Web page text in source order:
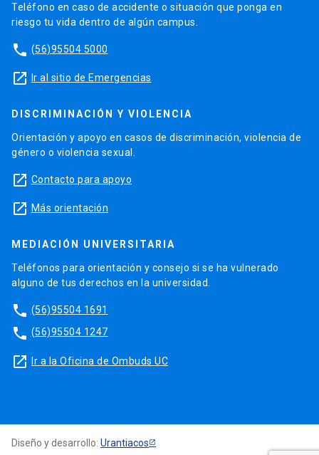
Teléfono en caso de accidente o situación que ponga en
riesgo tu vida dentro de algún campus.
phone (56)95504 5000
launch Ir al sitio de Emergencias
DISCRIMINACIÓN Y VIOLENCIA
Orientación y apoyo en casos de discriminación, violencia de
género o violencia sexual.
launch Contacto para apoyo
launch Más orientación
MEDIACIÓN UNIVERSITARIA
Teléfonos para orientación y consejo si se ha vulnerado
alguno de tus derechos en la universidad.
phone (56)95504 1691
phone (56)95504 1247
launch Ir a la Oficina de Ombuds UC
Diseño y desarrollo: Urantiacos